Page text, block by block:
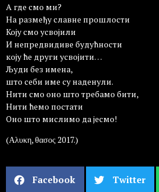
А где смо ми?
На размеђу славне прошлости
Коју смо усвојили
И непредвидиве будућности
коју ће други усвојити…
Људи без имена,
што себи име су наденули.
Нити смо оно што требамо бити,
Нити ћемо постати
Оно што мислимо да јесмо!
(Αλυκη, θασος 2017.)
Facebook Twitter